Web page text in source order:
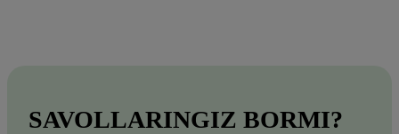
SAVOLLARINGIZ BORMI?